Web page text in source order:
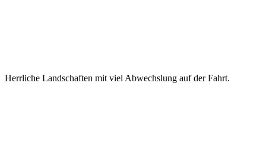
Herrliche Landschaften mit viel Abwechslung auf der Fahrt.